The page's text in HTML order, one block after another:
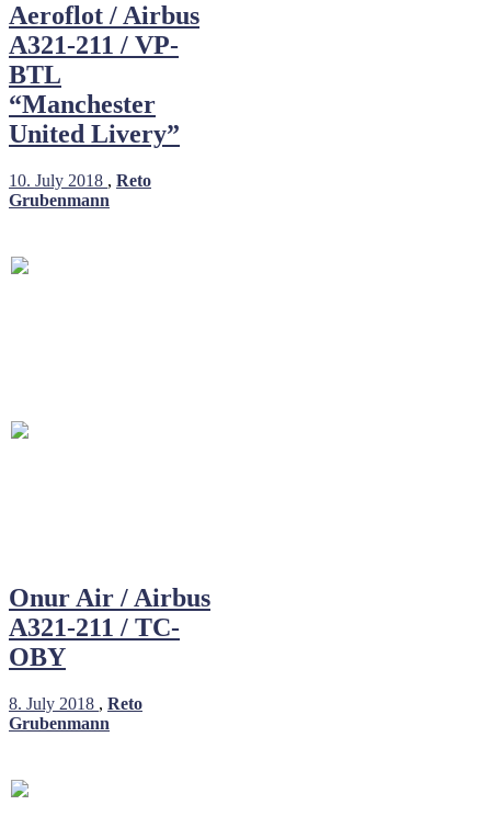
Aeroflot / Airbus
A321-211 / VP-
BTL
“Manchester
United Livery”
10. July 2018 , Reto
Grubenmann
Onur Air / Airbus
A321-211 / TC-
OBY
8. July 2018 , Reto
Grubenmann